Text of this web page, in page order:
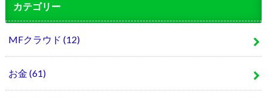
カテゴリー
MFクラウド (12)
お金 (61)